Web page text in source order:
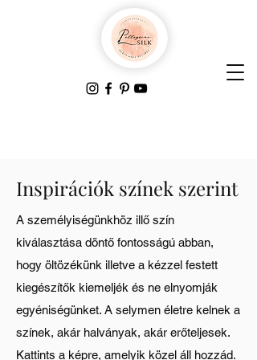
Inspirációk színek szerint
A személyiségünkhöz illő szín
kiválasztása döntő fontosságú abban,
hogy öltözékünk illetve a kézzel festett
kiegészítők kiemeljék és ne elnyomják
egyéniségünket. A selymen életre kelnek a
színek, akár halványak, akár erőteljesek.
Kattints a képre, amelyik közel áll hozzád.